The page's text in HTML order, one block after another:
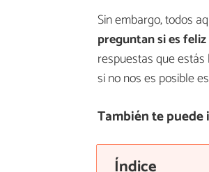
Sin embargo, todos
preguntan si es
respuestas que
si no nos es posible
También te puede
Índice